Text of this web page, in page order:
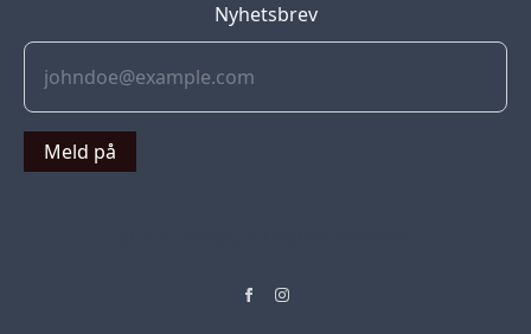
Nyhetsbrev
Meld på